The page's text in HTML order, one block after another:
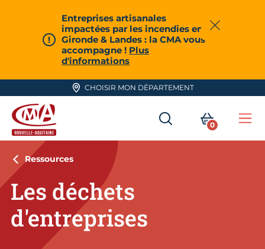
Entreprises artisanales
impactées par les incendies en
Gironde & Landes : la CMA vous
accompagne ! Plus
d'informations
Fermer
CHOISIR MON DÉPARTEMENT
CMA Nouvelle-Aquitaine
RECHERCHER
MON
0
Ressources
Les déchets
d'entreprises